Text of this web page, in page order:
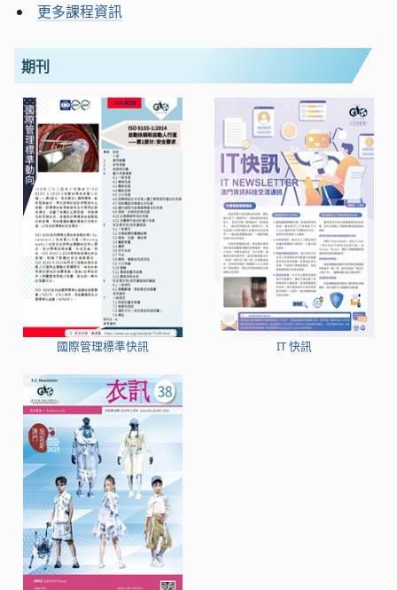
更多課程資訊
期刊
國際管理標準快訊 IT 快訊